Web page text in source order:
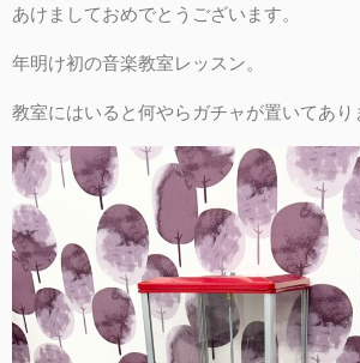
あけましておめでとうございます。
年明け初の音楽教室レッスン。
教室にはいると何やらガチャが置いてあり